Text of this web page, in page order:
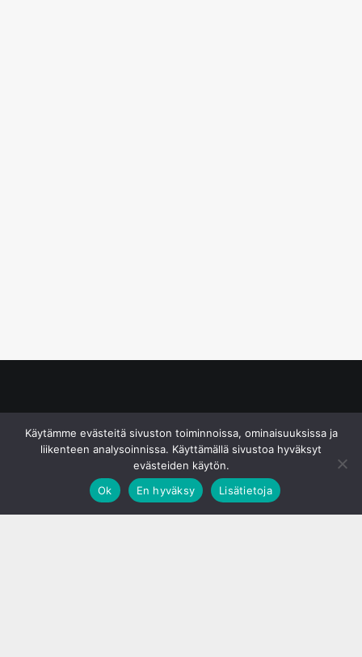
Käytämme evästeitä sivuston toiminnoissa, ominaisuuksissa ja
liikenteen analysoinnissa. Käyttämällä sivustoa hyväksyt
evästeiden käytön.
Ok
En hyväksy Lisätietoja